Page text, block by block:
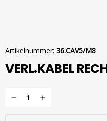
Artikelnummer: 36.CAV5/M8
VERL.KABEL